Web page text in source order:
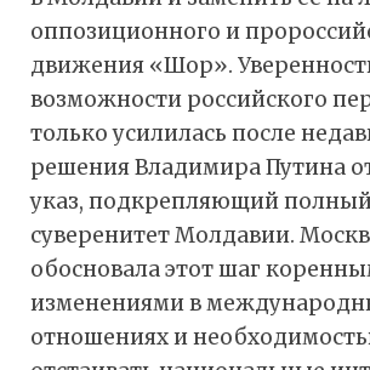
оппозиционного и
движения «Шор».
возможности российского
только усилилась после
решения Владимира Путина
указ, подкрепляющий
суверенитет Молдавии.
обосновала этот шаг
изменениями в
отношениях и